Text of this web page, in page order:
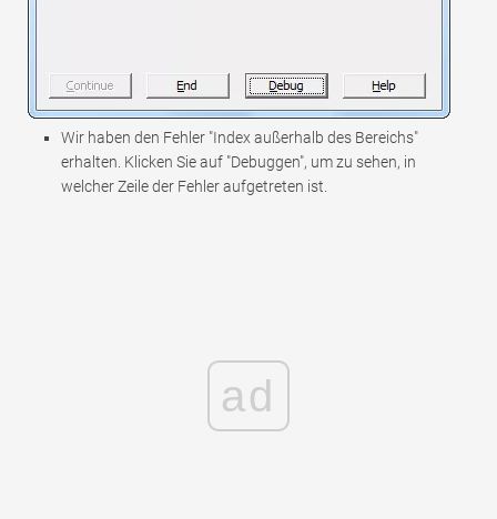
Wir haben den Fehler "Index außerhalb des Bereichs"
erhalten. Klicken Sie auf "Debuggen", um zu sehen, in
welcher Zeile der Fehler aufgetreten ist.
ad